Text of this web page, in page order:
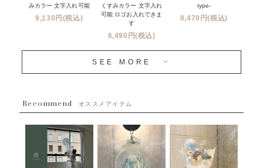
成人式・卒業式・入学式バルーンブーケ
新商品
~３０００円
~５５００円
１１０００円以上
NEW YORK MIND - ニューヨークスタイルバルーン
コンフェッティバルーンについて
ハワイウェディングサービス
企業・法人様
ウェディングコンフェッティバルーン特集
みカラー 文字入れ可能
9,130円(税込)
くすみカラー 文字入れ
可能 ロゴお入れできま
す
6,490円(税込)
type-
8,470円(税込)
SEE MORE
Recommend オススメアイテム